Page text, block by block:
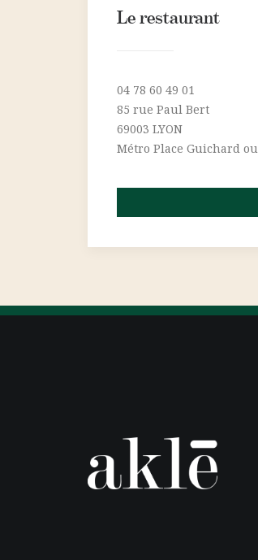
Le restaurant
04 78 60 49 01
85 rue Paul Bert
69003 LYON
Métro Place Guichard